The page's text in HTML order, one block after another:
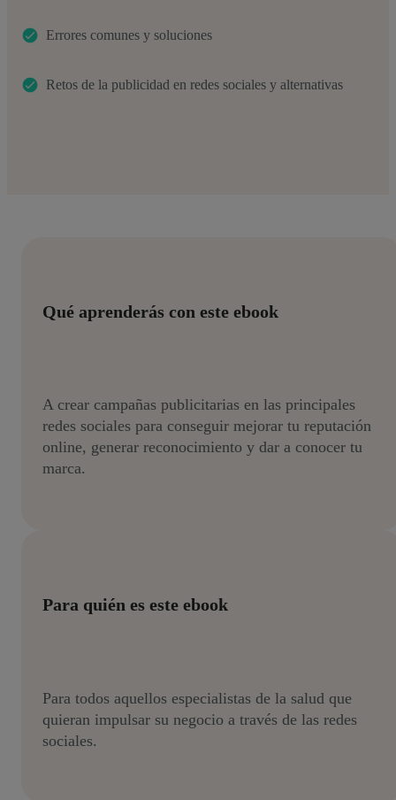
Errores comunes y soluciones
Retos de la publicidad en redes sociales y alternativas
Qué aprenderás con este ebook
A crear campañas publicitarias en las principales
redes sociales para conseguir mejorar tu reputación
online, generar reconocimiento y dar a conocer tu
marca.
Para quién es este ebook
Para todos aquellos especialistas de la salud que
quieran impulsar su negocio a través de las redes
sociales.